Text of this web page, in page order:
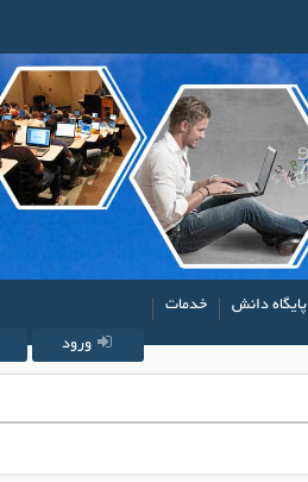
پایگاه دانش خدمات
ورود